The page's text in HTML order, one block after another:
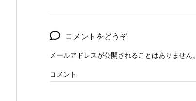
コメントをどうぞ
メールアドレスが公開されることはありません。
コメント